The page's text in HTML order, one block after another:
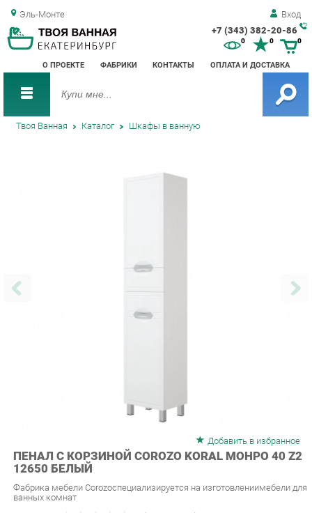
Эль-Монте Вход
+7 (343) 382-20-86
О ПРОЕКТЕ ФАБРИКИ КОНТАКТЫ ОПЛАТА И ДОСТАВКА
0 0
Твоя Ванная Каталог Шкафы в ванную
ПЕНАЛ С КОРЗИНОЙ COROZO KORAL МОНРО 40 Z2
12650 БЕЛЫЙ
Фабрика мебели Corozoспециализируется на изготовлениимебели для
Рейтинг: (голосов: